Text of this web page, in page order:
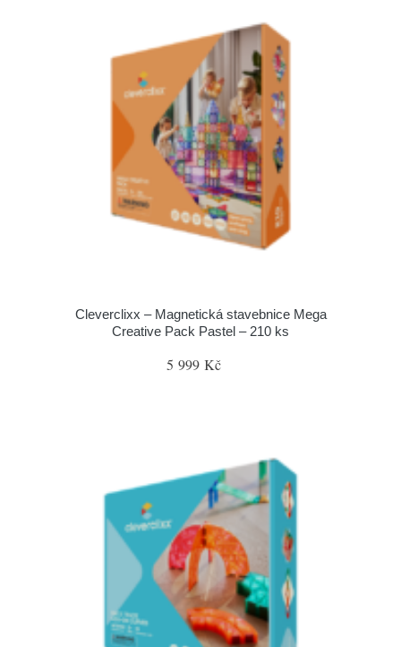
Cleverclixx – Magnetická stavebnice Mega
Creative Pack Pastel – 210 ks
5 999 Kč